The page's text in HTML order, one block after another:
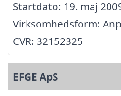
Startdato: 19. maj
Virksomhedsform:
CVR: 32152325
EFGE ApS